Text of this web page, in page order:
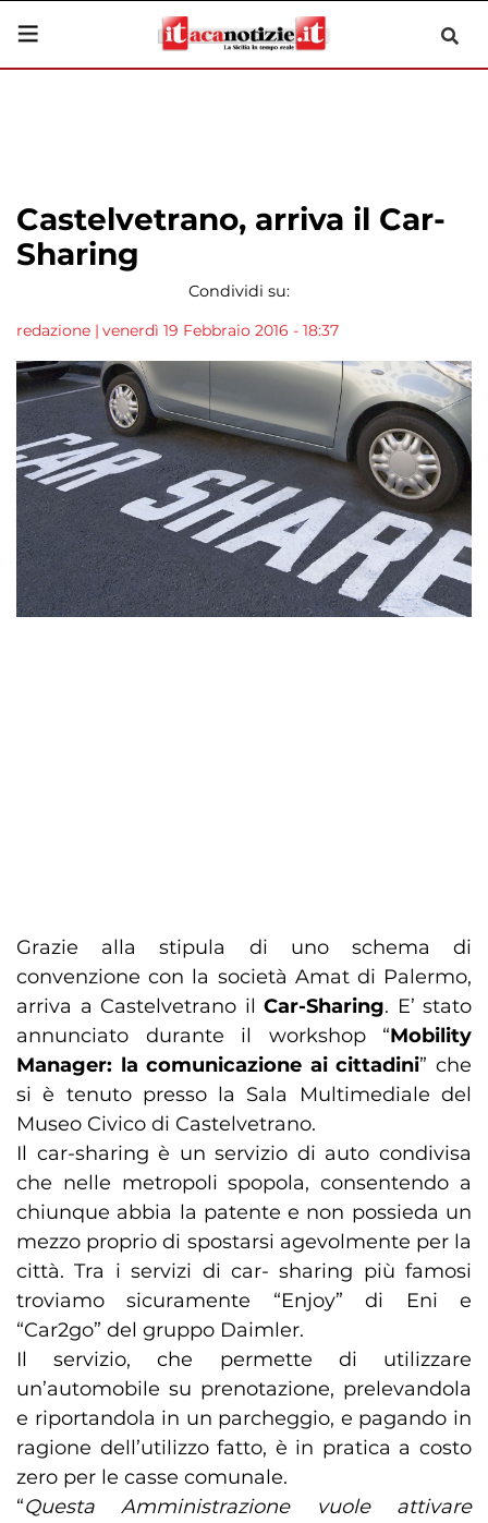
Castelvetrano, arriva il Car-
Sharing
Condividi su:
redazione | venerdì 19 Febbraio 2016 - 18:37
Grazie alla stipula di uno schema di
convenzione con la società Amat di Palermo,
arriva a Castelvetrano il Car-Sharing. E’ stato
annunciato durante il workshop “Mobility
Manager: la comunicazione ai cittadini” che
si è tenuto presso la Sala Multimediale del
Museo Civico di Castelvetrano.
Il car-sharing è un servizio di auto condivisa
che nelle metropoli spopola, consentendo a
chiunque abbia la patente e non possieda un
mezzo proprio di spostarsi agevolmente per la
città. Tra i servizi di car- sharing più famosi
troviamo sicuramente “Enjoy” di Eni e
“Car2go” del gruppo Daimler.
Il servizio, che permette di utilizzare
un’automobile su prenotazione, prelevandola
e riportandola in un parcheggio, e pagando in
ragione dell’utilizzo fatto, è in pratica a costo
zero per le casse comunale.
“Questa Amministrazione vuole attivare